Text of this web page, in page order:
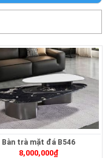
Bàn trà mặt đá B546
8,000,000₫